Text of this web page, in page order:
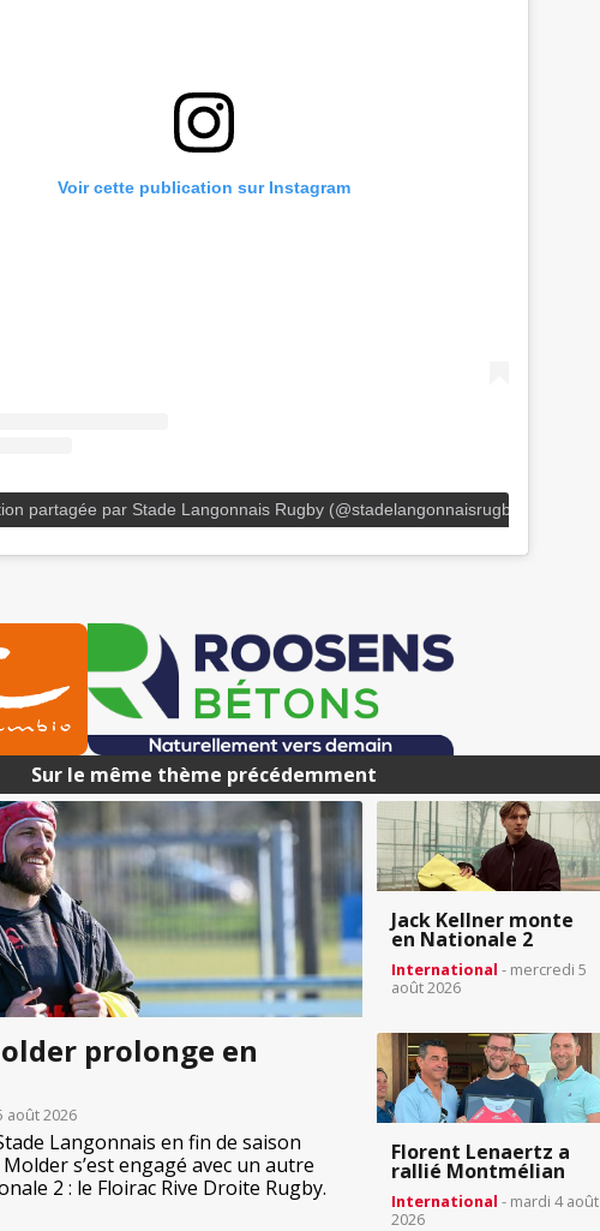
Voir cette publication sur Instagram
partagée par Stade Langonnais Rugby (@stadelangonnaisrugby)
Sur le même thème précédemment
prolonge en
août 2026
Langonnais en fin de saison
s’est engagé avec un autre
2 : le Floirac Rive Droite Rugby.
Jack Kellner monte
en Nationale 2
International - mercredi 5
août 2026
Florent Lenaertz a
rallié Montmélian
International - mardi 4 août
2026